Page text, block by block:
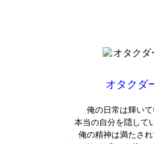
オタクダ
俺の日常は輝い
本当の自分を隠して
俺の精神は満たさ